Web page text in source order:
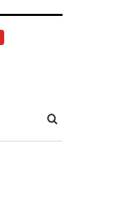
Tafuta